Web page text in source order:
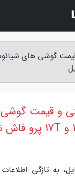
و قیمت
به تازگی